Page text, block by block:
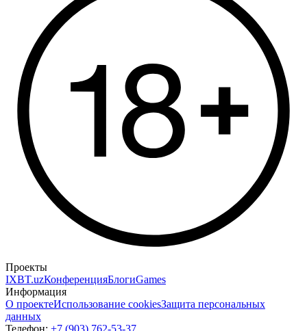
Проекты
IXBT.uzКонференцияБлогиGames
Информация
О проектеИспользование cookiesЗащита персональных
данных
Телефон: +7 (903) 762-53-37